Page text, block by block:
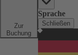
Zur
Buchung
Sprache
Schließen